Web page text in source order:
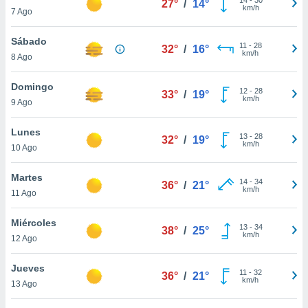
más
nuestra
y
de
disponible
cookies
aceptar
7 Ago
27° / 14°
km/h
Sábado
8 Ago
32° / 16° 11 - 28
km/h
Domingo
9 Ago
33° / 19° 12- 28
km/h
Lunes
10 Ago
32° / 19° 13- 28
km/h
Martes
11 Ago
36° / 21° 14- 34
km/h
Miércoles
12 Ago
38° / 25° 13- 34
km/h
Jueves
13 Ago
36° / 21° 11 - 32
km/h